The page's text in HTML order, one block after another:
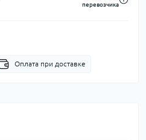
перевозчика
Оплата при доставке